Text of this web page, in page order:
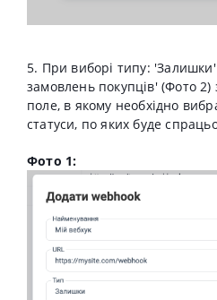
5. При виборі типу:
замовлень покупців' (Фото 2)
поле, в якому необхідно
статуси, по яких буде
Фото 1: